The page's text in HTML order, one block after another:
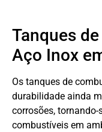
Tanques
Aço Inox
Os tanques de
durabilidade ainda
corrosões,
combustíveis em